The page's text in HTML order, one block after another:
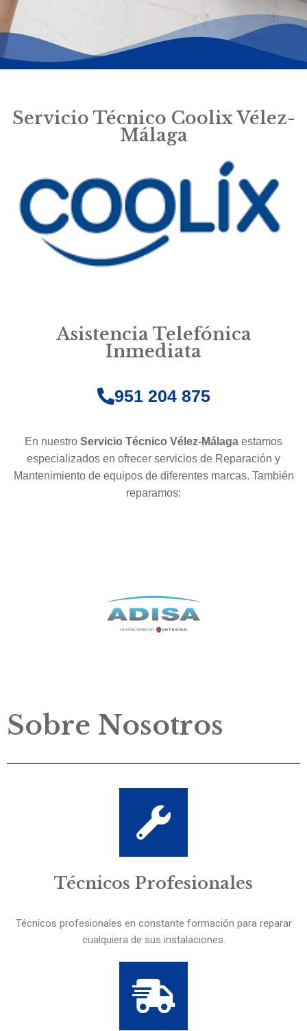
Servicio Técnico Coolix Vélez-
Málaga
Asistencia Telefónica
Inmediata
951 204 875
En nuestro Servicio Técnico Vélez-Málaga estamos
especializados en ofrecer servicios de Reparación y
Mantenimiento de equipos de diferentes marcas. También
reparamos:
Sobre Nosotros
Técnicos Profesionales
Técnicos profesionales en constante formación para reparar
cualquiera de sus instalaciones.